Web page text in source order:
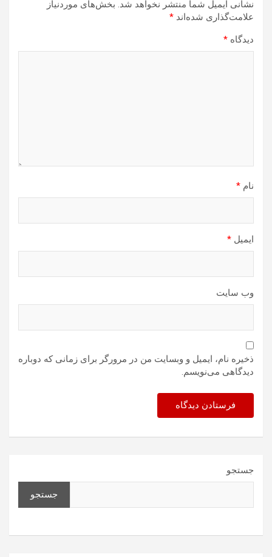
نشانی ایمیل شما منتشر نخواهد شد. بخش‌های موردنیاز
علامت‌گذاری شده‌اند *
دیدگاه *
نام *
ایمیل *
وب‌ سایت
ذخیره نام، ایمیل و وبسایت من در مرورگر برای زمانی که دوباره
دیدگاهی می‌نویسم.
جستجو
جستجو